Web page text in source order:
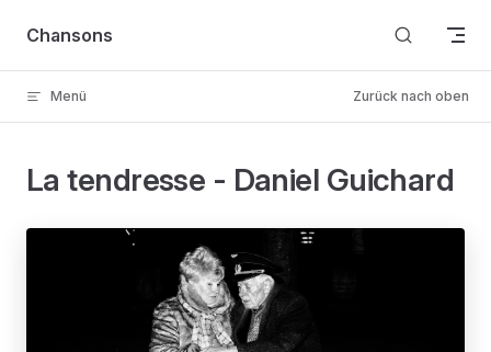
Skip to content
Chansons
Menü Zurück nach oben
La tendresse - Daniel Guichard